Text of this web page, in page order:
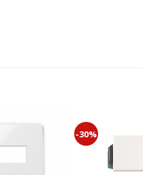
-30%